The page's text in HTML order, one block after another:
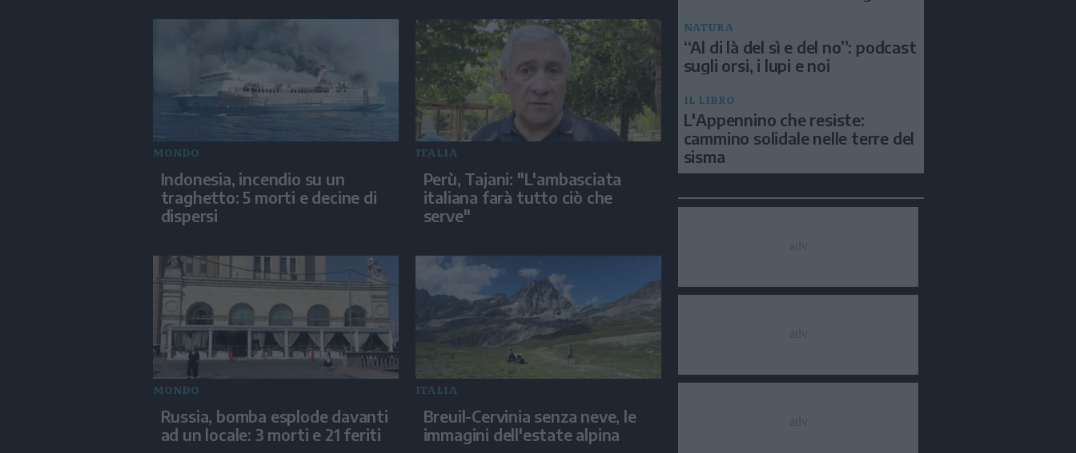
MONDO
Indonesia, incendio su un
traghetto: 5 morti e decine di
dispersi
ITALIA
Perù, Tajani: "L'ambasciata
italiana farà tutto ciò che
serve"
MONDO
Russia, bomba esplode davanti
ad un locale: 3 morti e 21 feriti
ITALIA
Breuil-Cervinia senza neve, le
immagini dell'estate alpina
NATURA
“Al di là del sì e del no”: podcast
sugli orsi, i lupi e noi
IL LIBRO
L'Appennino che resiste:
cammino solidale nelle terre del
sisma